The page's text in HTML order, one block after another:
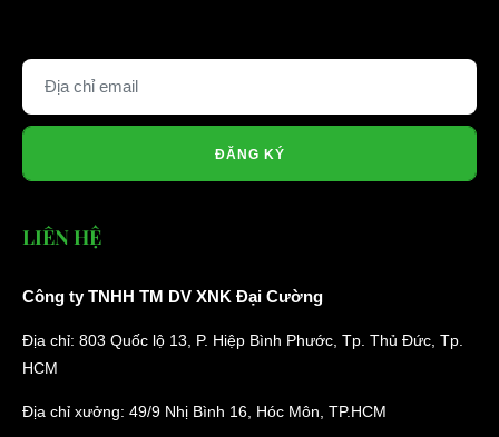
ĐĂNG KÝ
LIÊN HỆ
Công ty TNHH TM DV XNK Đại Cường
Địa chỉ: 803 Quốc lộ 13, P. Hiệp Bình Phước, Tp. Thủ Đức, Tp.
HCM
Địa chỉ xưởng: 49/9 Nhị Bình 16, Hóc Môn, TP.HCM